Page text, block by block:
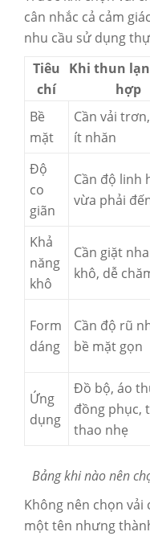
cân nhắc cả cảm
nhu cầu sử dụng
Tiêu
chí
Khi thun
hợp
Bề
mặt
Cần vải
ít nhăn
Độ
co
giãn
Cần độ linh
vừa phải
Khả
năng
khô
Cần giặt
khô, dễ
Form
dáng
Cần độ rũ
bề mặt gọn
Ứng
dụng
Đồ bộ, áo
đồng phục,
thao nhẹ
Bảng khi nào nên
Không nên chọn vải
một tên nhưng